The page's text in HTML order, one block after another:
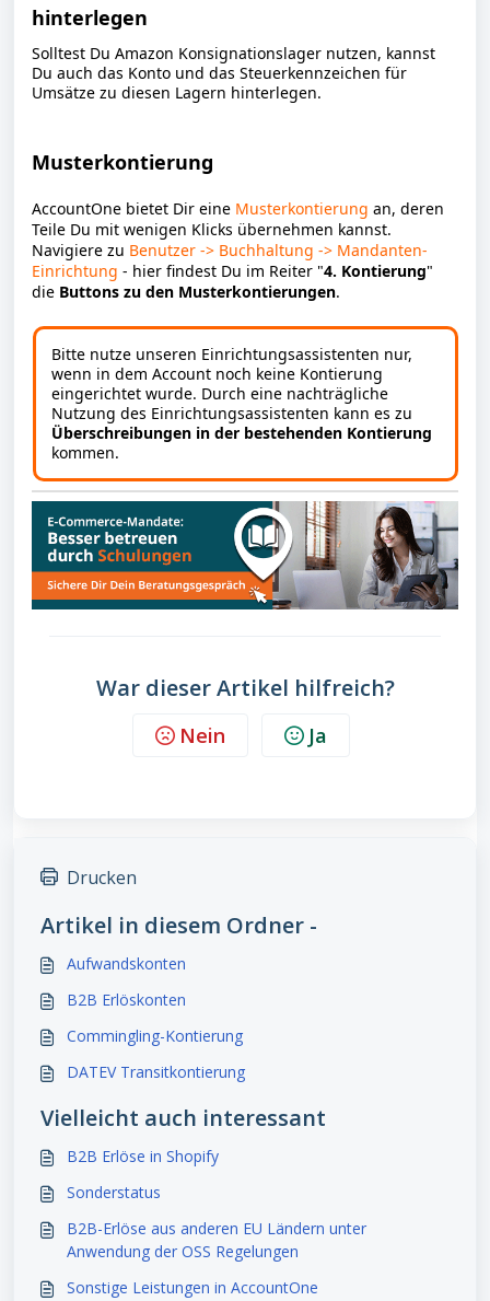
hinterlegen
Solltest Du Amazon Konsignationslager nutzen, kannst
Du auch das Konto und das Steuerkennzeichen für
Umsätze zu diesen Lagern hinterlegen.
Musterkontierung
AccountOne bietet Dir eine Musterkontierung an, deren
Teile Du mit wenigen Klicks übernehmen kannst.
Navigiere zu Benutzer -> Buchhaltung -> Mandanten-
Einrichtung - hier findest Du im Reiter "4. Kontierung"
die Buttons zu den Musterkontierungen.
Bitte nutze unseren Einrichtungsassistenten nur,
wenn in dem Account noch keine Kontierung
eingerichtet wurde. Durch eine nachträgliche
Nutzung des Einrichtungsassistenten kann es zu
Überschreibungen in der bestehenden Kontierung
kommen.
War dieser Artikel hilfreich?
Nein Ja
Drucken
Artikel in diesem Ordner -
Aufwandskonten
B2B Erlöskonten
Commingling-Kontierung
DATEV Transitkontierung
Vielleicht auch interessant
B2B Erlöse in Shopify
Sonderstatus
B2B-Erlöse aus anderen EU Ländern unter
Anwendung der OSS Regelungen
Sonstige Leistungen in AccountOne